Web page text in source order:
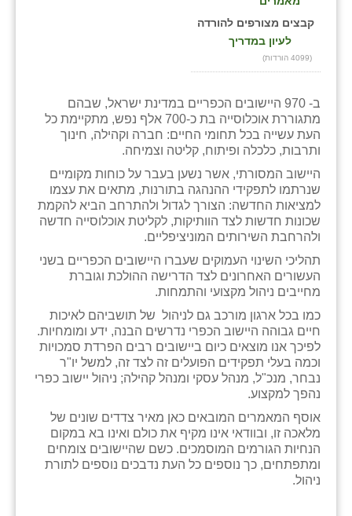
קבצים מצורפים להורדה
לעיון במדריך
(4099 הורדות)
ב- 970 היישובים הכפריים במדינת ישראל, שבהם
מתגוררת אוכלוסייה בת כ-700 אלף נפש, מתקיימת כל
העת עשייה בכל תחומי החיים: חברה וקהילה, חינוך
ותרבות, כלכלה ופיתוח, קליטה וצמיחה.
היישוב המסורתי, אשר נשען בעבר על כוחות מקומיים
שנרתמו לתפקידי ההנהגה בתורנות, מתאים את עצמו
למציאות החדשה: הצורך לגדול ולהתרחב הביא להקמת
שכונות חדשות לצד הוותיקות, לקליטת אוכלוסייה חדשה
ולהרחבת השירותים המוניציפליים.
תהליכי השינוי העמוקים שעברו היישובים הכפריים בשני
העשורים האחרונים לצד הדרישה ההולכת וגוברת
מחייבים ניהול מקצועי והתמחות.
כמו בכל ארגון מורכב גם לניהול של תושביהם לאיכות
חיים גבוהה היישוב הכפרי נדרשים הבנה, ידע ומומחיות.
לפיכך אנו מוצאים כיום ביישובים רבים הפרדת סמכויות
וכמה בעלי תפקידים הפועלים זה לצד זה, למשל יו"ר
נבחר, מנכ"ל, מנהל עסקי ומנהל קהילה; ניהול יישוב כפרי
נהפך למקצוע.
אוסף המאמרים המובאים כאן מאיר צדדים שונים של
מלאכה זו, ובוודאי אינו מקיף את כולם ואינו בא במקום
הנחיות הגורמים המוסמכים. כשם שהיישובים צומחים
ומתפתחים, כך נוספים כל העת נדבכים נוספים לתורת
ניהול.
בני ציון
בצרה
ֿגבעת שפירא
גן הדרום
גן השומרון
גני עם
גני יהודה
גנות
דקל
זוהר
הדר עם
חבצלת השרון
חמרה